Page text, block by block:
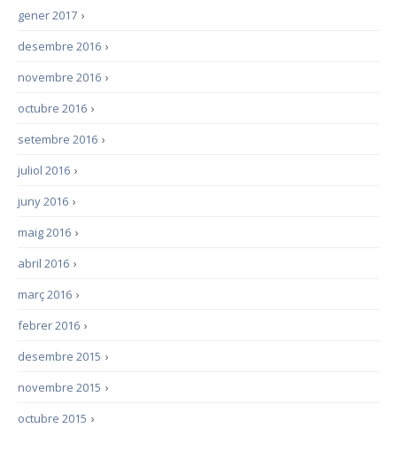
›
gener 2017
›
desembre 2016
›
novembre 2016
›
octubre 2016
›
setembre 2016
›
juliol 2016
›
juny 2016
›
maig 2016
›
abril 2016
›
març 2016
›
febrer 2016
›
desembre 2015
›
novembre 2015
›
octubre 2015